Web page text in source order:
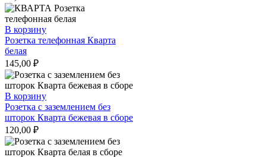
В корзину
Розетка телефонная Кварта
белая
145,00 ₽
В корзину
Розетка с заземлением без
шторок Кварта бежевая в сборе
120,00 ₽